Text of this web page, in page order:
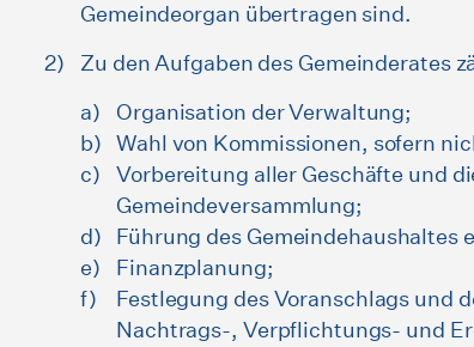
Gemeindeorgan übertragen sind.
Zu den Aufgaben des Gemeinderates
Organisation der Verwaltung;
Wahl von Kommissionen, sofern
Vorbereitung aller Geschäfte und
Gemeindeversammlung;
Führung des Gemeindehaushaltes
Finanzplanung;
Festlegung des Voranschlags und
Nachtrags-, Verpflichtungs- und